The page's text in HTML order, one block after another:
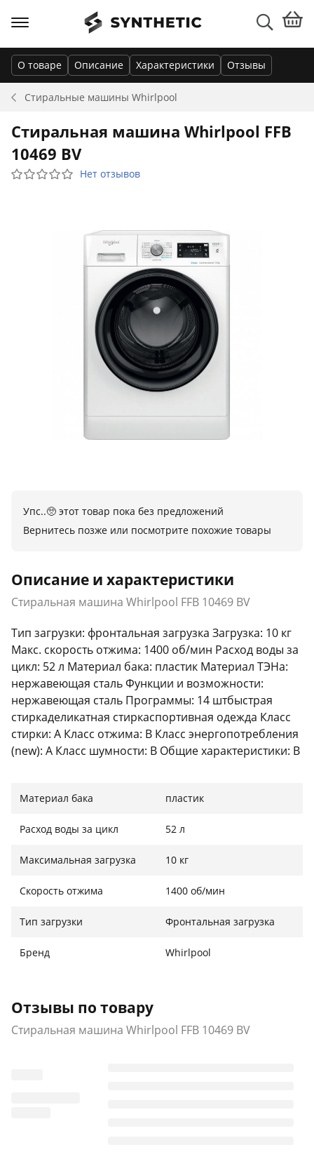
Стиральные машины Whirlpool
О товаре Описание Характеристики Отзывы
Стиральная машина Whirlpool FFB
10469 BV
Нет отзывов
Упс..🥺 этот товар пока без предложений
Вернитесь позже или посмотрите похожие товары
Описание и характеристики
Стиральная машина Whirlpool FFB 10469 BV
Тип загрузки: фронтальная загрузка Загрузка: 10 кг
Макс. скорость отжима: 1400 об/мин Расход воды за
цикл: 52 л Материал бака: пластик Материал ТЭНа:
нержавеющая сталь Функции и возможности:
нержавеющая сталь Программы: 14 штбыстрая
стиркаделикатная стиркаспортивная одежда Класс
стирки: A Класс отжима: B Класс энергопотребления
(new): A Класс шумности: B Общие характеристики: B
76 дБ Габариты (ВхШхГ): 85x59.5x60.5 см Маркировка
Материал бака пластик
Расход воды за цикл 52 л
Максимальная загрузка 10 кг
Скорость отжима 1400 об/мин
Тип загрузки Фронтальная загрузка
Бренд Whirlpool
Отзывы по товару
Стиральная машина Whirlpool FFB 10469 BV